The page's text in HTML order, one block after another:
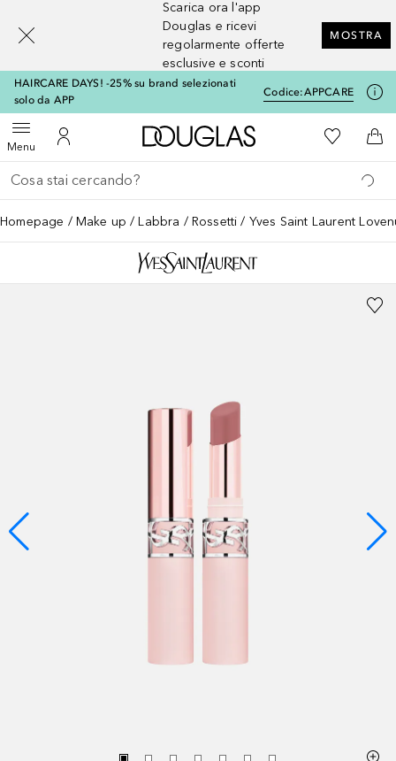
Scarica ora l'app
Douglas e ricevi
regolarmente offerte
esclusive e sconti
MOSTRA
HAIRCARE DAYS! -25% su brand selezionati
solo da APP
Codice:APPCARE
MenuApri menuAl Mio Account
A Douglas HomeAlla Mia
Al
Torna indietro
Esegui ricerca
Homepage Make up Labbra Rossetti Yves Saint Laurent
[navigation.slideout.screenreader]